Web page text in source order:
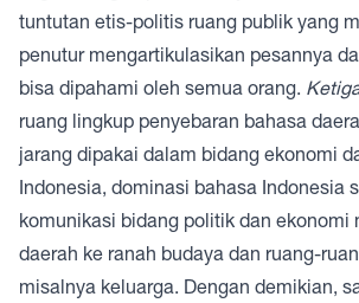
tuntutan etis-politis ruang publik yang
penutur mengartikulasikan pesannya
bisa dipahami oleh semua orang.
ruang lingkup penyebaran bahasa
jarang dipakai dalam bidang ekonomi
Indonesia, dominasi bahasa Indonesia
komunikasi bidang politik dan ekonomi
daerah ke ranah budaya dan ruang-
misalnya keluarga. Dengan demikian,